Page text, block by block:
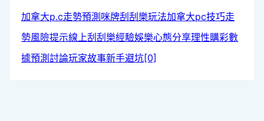
加拿大p.c走勢預測 咪牌刮刮樂玩法加拿大pc技巧走
勢風險提示線上刮刮樂經驗娛樂心態分享理性購彩數
據預測討論玩家故事新手避坑[0]